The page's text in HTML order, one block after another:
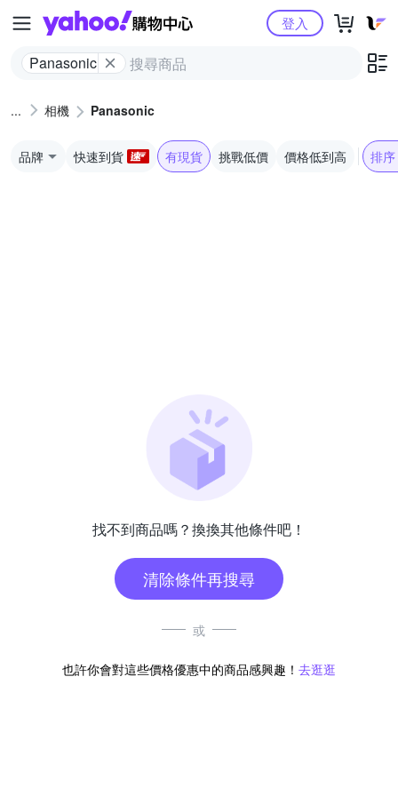
Yahoo購物中心
Panasonic
登入
相機 Panasonic
品牌 快速到貨 有現貨 挑戰低價 價格低到高 排序
找不到商品嗎？換換其他條件吧！
清除條件再搜尋
或
也許你會對這些價格優惠中的商品感興趣！ 去逛逛